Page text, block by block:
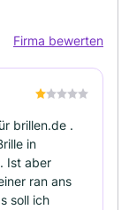
Firma bewerten
brillen.de .
in
Ist aber
ran ans
soll ich